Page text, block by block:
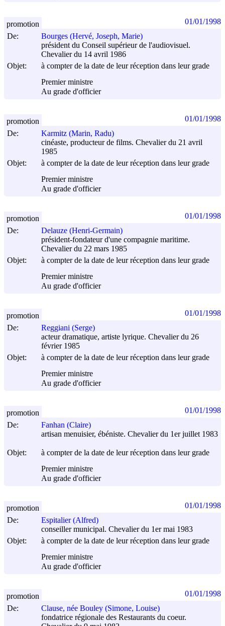
De:
Bourges (Hervé, Joseph, Marie)
président du Conseil supérieur de l'audiovisuel.
Chevalier du 14 avril 1986
Objet:
à compter de la date de leur réception dans leur grade
Premier ministre
Au grade d'officier
promotion 01/01/1998
De:
Karmitz (Marin, Radu)
cinéaste, producteur de films. Chevalier du 21 avril
1985
Objet:
à compter de la date de leur réception dans leur grade
Premier ministre
Au grade d'officier
promotion 01/01/1998
De:
Delauze (Henri-Germain)
président-fondateur d'une compagnie maritime.
Chevalier du 22 mars 1985
Objet:
à compter de la date de leur réception dans leur grade
Premier ministre
Au grade d'officier
promotion 01/01/1998
De:
Reggiani (Serge)
acteur dramatique, artiste lyrique. Chevalier du 26
février 1985
Objet:
à compter de la date de leur réception dans leur grade
Premier ministre
Au grade d'officier
promotion 01/01/1998
De:
Fanhan (Claire)
artisan menuisier, ébéniste. Chevalier du 1er juillet 1983
Objet:
à compter de la date de leur réception dans leur grade
Premier ministre
Au grade d'officier
promotion 01/01/1998
De:
Espitalier (Alfred)
conseiller municipal. Chevalier du 1er mai 1983
Objet:
à compter de la date de leur réception dans leur grade
Premier ministre
Au grade d'officier
promotion 01/01/1998
De:
Clause, née Bouley (Simone, Louise)
fondatrice régionale des Restaurants du coeur.
promotion 01/01/1998